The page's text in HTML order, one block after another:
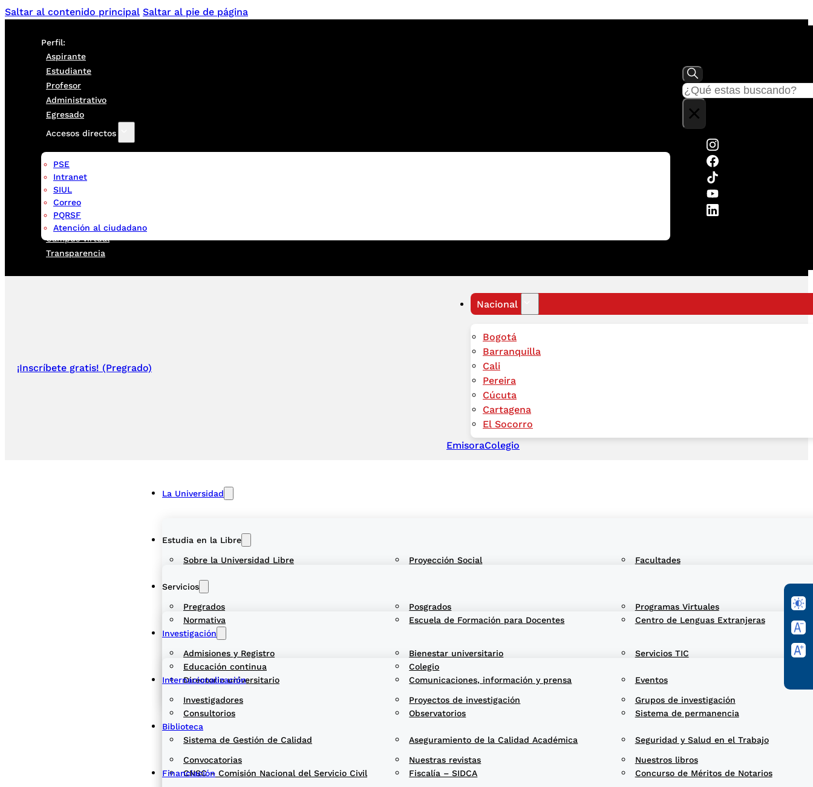
Saltar al contenido principal Saltar al pie de página
Perfil:
Aspirante
Estudiante
Profesor
Administrativo
Egresado
Accesos directos
PSE
Intranet
SIUL
Correo
PQRSF
Atención al ciudadano
Campus virtual
Transparencia
Buscar
×
¡Inscríbete gratis! (Pregrado)
Nacional
Bogotá
Barranquilla
Cali
Pereira
Cúcuta
Cartagena
El Socorro
EmisoraColegio
La Universidad
Sobre la Universidad Libre Proyección Social Facultades
Normativa Escuela de Formación para Docentes Centro de Lenguas Extranjeras
Directorio universitario Comunicaciones, información y prensa Eventos
Sistema de Gestión de Calidad Aseguramiento de la Calidad Académica Seguridad y Salud en el Trabajo
Estudia en la Libre
Pregrados Posgrados Programas Virtuales
Educación continua Colegio
Servicios
Admisiones y Registro Bienestar universitario Servicios TIC
Consultorios Observatorios Sistema de permanencia
CNSC – Comisión Nacional del Servicio Civil Fiscalía – SIDCA Concurso de Méritos de Notarios
Investigación
Investigadores Proyectos de investigación Grupos de investigación
Convocatorias Nuestras revistas Nuestros libros
Internacionalización
Biblioteca
Financiación